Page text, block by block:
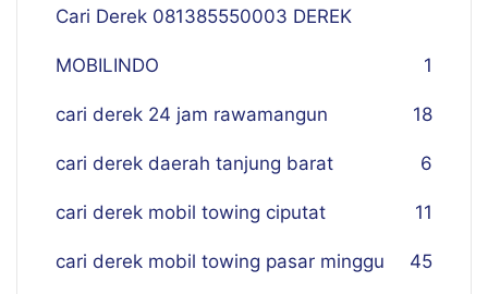
Cari Derek 081385550003 DEREK
MOBILINDO 1
cari derek 24 jam rawamangun 18
cari derek daerah tanjung barat 6
cari derek mobil towing ciputat 11
cari derek mobil towing pasar minggu 45